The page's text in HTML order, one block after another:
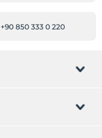
+90 850 333 0 220